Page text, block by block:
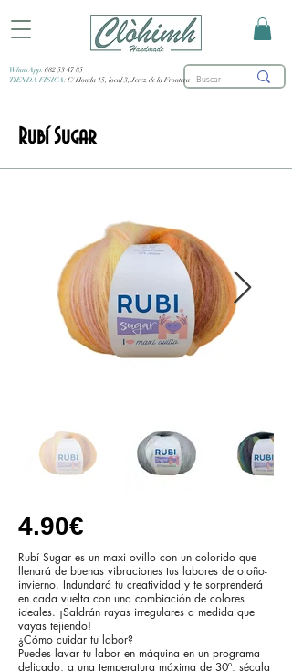
WhatsApp: 682 53 47 85
TIENDA FÍSICA: C/ Honda 15, local 3, Jerez de la Frontera
Rubí Sugar
4.90€
Rubí Sugar es un maxi ovillo con un colorido que
llenará de buenas vibraciones tus labores de otoño-
invierno. Indundará tu creatividad y te sorprenderá
en cada vuelta con una combiación de colores
ideales. ¡Saldrán rayas irregulares a medida que
vayas tejiendo!
¿Cómo cuidar tu labor?
Puedes lavar tu labor en máquina en un programa
delicado, a una temperatura máxima de 30º, sécala